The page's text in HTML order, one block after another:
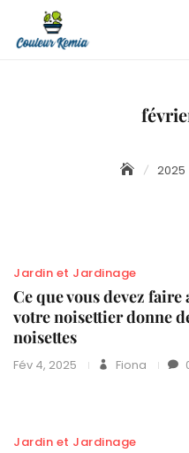
content
2025
Jardin et Jardinage
Ce que vous devez
votre noisettier donne
noisettes
Fév 4, 2025 Fiona
Jardin et Jardinage